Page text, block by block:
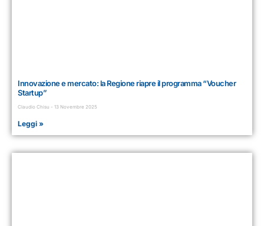
Innovazione e mercato: la Regione riapre il programma “Voucher
Startup”
Claudio Chisu 13 Novembre 2025
Leggi »